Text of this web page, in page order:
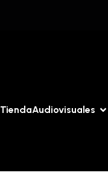
TiendaAudiovisuales